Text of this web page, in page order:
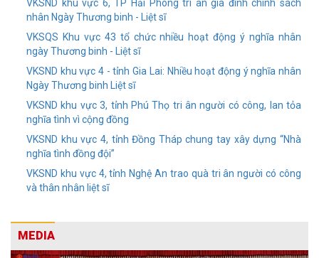
VKSND khu vực 6, TP Hải Phòng tri ân gia đình chính sách
nhân Ngày Thương binh - Liệt sĩ
VKSQS Khu vực 43 tổ chức nhiều hoạt động ý nghĩa nhân
ngày Thương binh - Liệt sĩ
VKSND khu vực 4 - tỉnh Gia Lai: Nhiều hoạt động ý nghĩa nhân
Ngày Thương binh Liệt sĩ
VKSND khu vực 3, tỉnh Phú Thọ tri ân người có công, lan tỏa
nghĩa tình vì cộng đồng
VKSND khu vực 4, tỉnh Đồng Tháp chung tay xây dựng “Nhà
nghĩa tình đồng đội”
VKSND khu vực 4, tỉnh Nghệ An trao quà tri ân người có công
và thân nhân liệt sĩ
MEDIA